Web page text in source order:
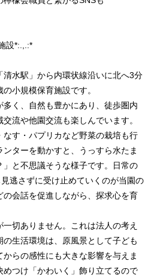
設*:.,.:*
水駅」から内環状線沿いに北へ3分
小規模保育施設です。
く、自然も豊かにあり、徒歩圏内
流や他園交流も楽しんでいます。
す・パプリカなど野菜の栽培も行
ターを動かすと、うっすら水たま
」と不思議そうな様子です。日常の
逃さずに受け止めていくのが当園の
会話を促進しながら、探求心を育
切ありません。これは法人の考え
生活環境は、原風景として子ども
らの感性にも大きな影響を与えま
つけ「かわいく」飾り立てるので